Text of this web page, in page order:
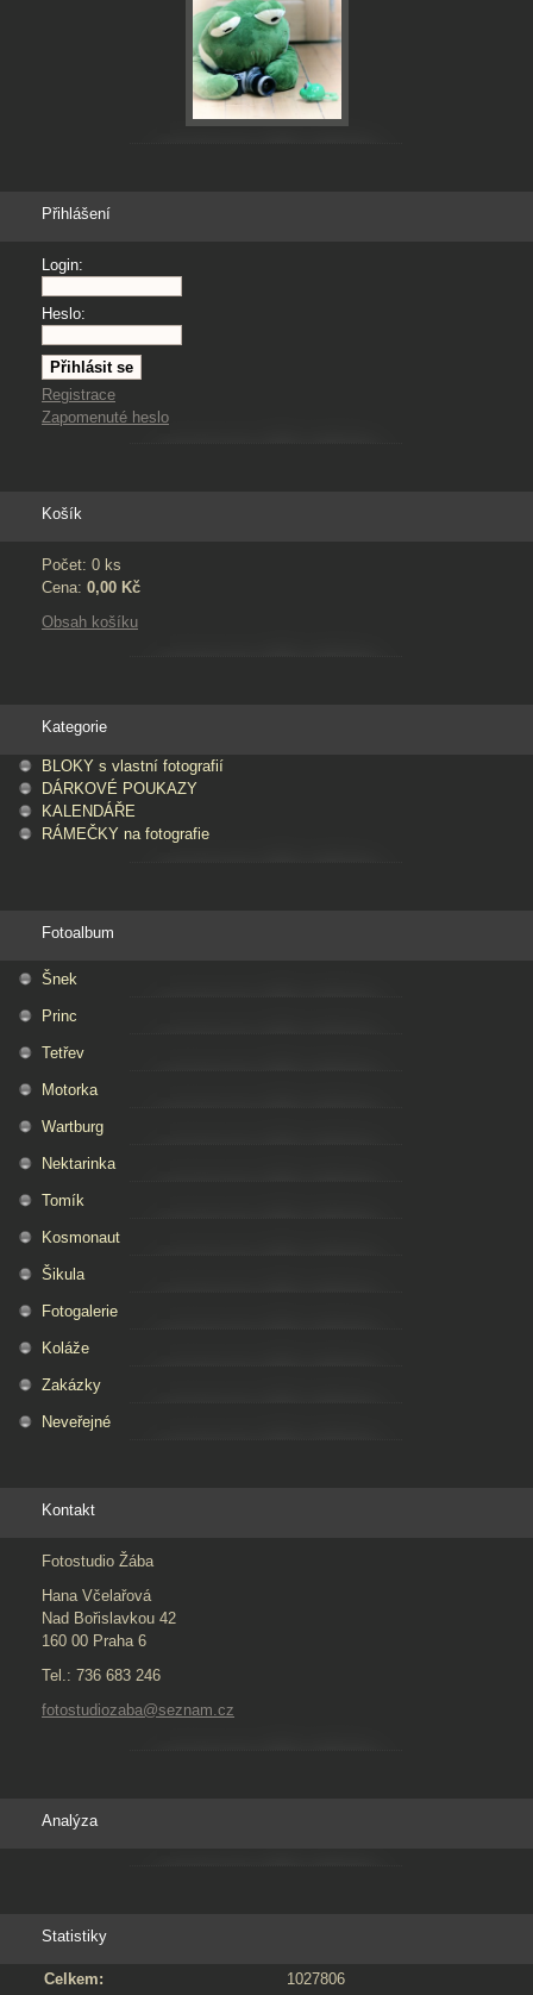
Přihlášení
Login:
Heslo:
Registrace
Zapomenuté heslo
Košík
Počet: 0 ks
Cena: 0,00 Kč
Obsah košíku
Kategorie
BLOKY s vlastní fotografií
DÁRKOVÉ POUKAZY
KALENDÁŘE
RÁMEČKY na fotografie
Fotoalbum
Šnek
Princ
Tetřev
Motorka
Wartburg
Nektarinka
Tomík
Kosmonaut
Šikula
Fotogalerie
Koláže
Zakázky
Neveřejné
Kontakt
Fotostudio Žába
Hana Včelařová
Nad Bořislavkou 42
160 00 Praha 6
Tel.: 736 683 246
fotostudiozaba@seznam.cz
Analýza
Statistiky
Celkem: 1027806